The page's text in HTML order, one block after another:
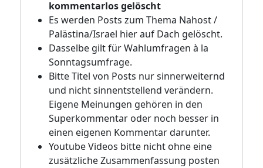
kommentarlos gelöscht
Es werden Posts zum Thema Nahost /
Palästina/Israel hier auf Dach gelöscht.
Dasselbe gilt für Wahlumfragen à la
Sonntagsumfrage.
Bitte Titel von Posts nur sinnerweiternd
und nicht sinnentstellend verändern.
Eigene Meinungen gehören in den
Superkommentar oder noch besser in
einen eigenen Kommentar darunter.
Youtube Videos bitte nicht ohne eine
zusätzliche Zusammenfassung posten